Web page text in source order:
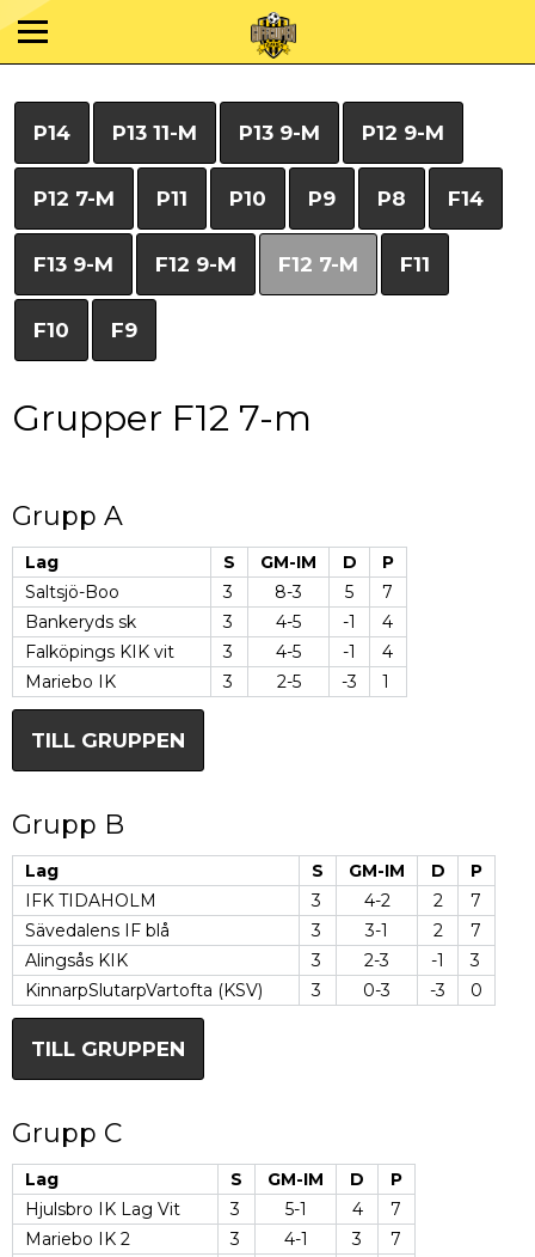
P14 P13 11-M P13 9-M P12 9-M
P12 7-M P11 P10 P9 P8 F14
F13 9-M F12 9-M F12 7-M F11
F10 F9
Grupper F12 7-m
Grupp A
Lag S GM-IM D
P
Saltsjö-Boo
3 8-3 5
7
Bankeryds sk
3 4-5 -1
4
Falköpings KIK vit
3 4-5 -1
4
Mariebo IK
3 2-5 -3 1
TILL GRUPPEN
Grupp B
Lag S GM-IM D
P
IFK TIDAHOLM
3 4-2 2
7
Sävedalens IF blå
3 3-1 2
7
Alingsås KIK
3 2-3 -1
3
KinnarpSlutarpVartofta (KSV)
3 0-3 -3 0
TILL GRUPPEN
Grupp C
Lag S GM-IM D
P
Hjulsbro IK Lag Vit
3 5-1 4
7
Mariebo IK 2
3 4-1 3
7